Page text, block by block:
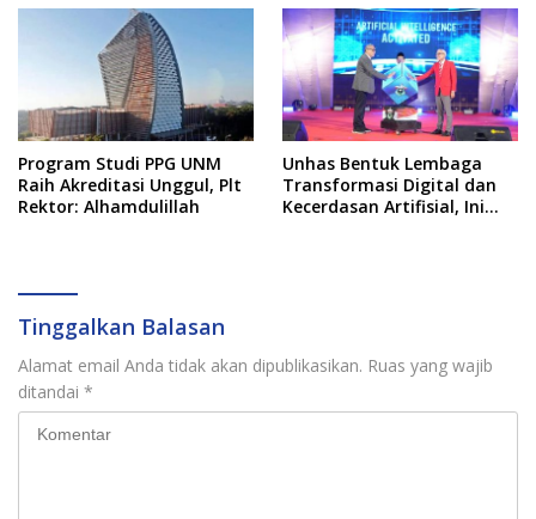
Program Studi PPG UNM
Raih Akreditasi Unggul, Plt
Rektor: Alhamdulillah
Unhas Bentuk Lembaga
Transformasi Digital dan
Kecerdasan Artifisial, Ini
Tinggalkan Balasan
Alamat email Anda tidak akan dipublikasikan. Ruas yang wajib
ditandai *